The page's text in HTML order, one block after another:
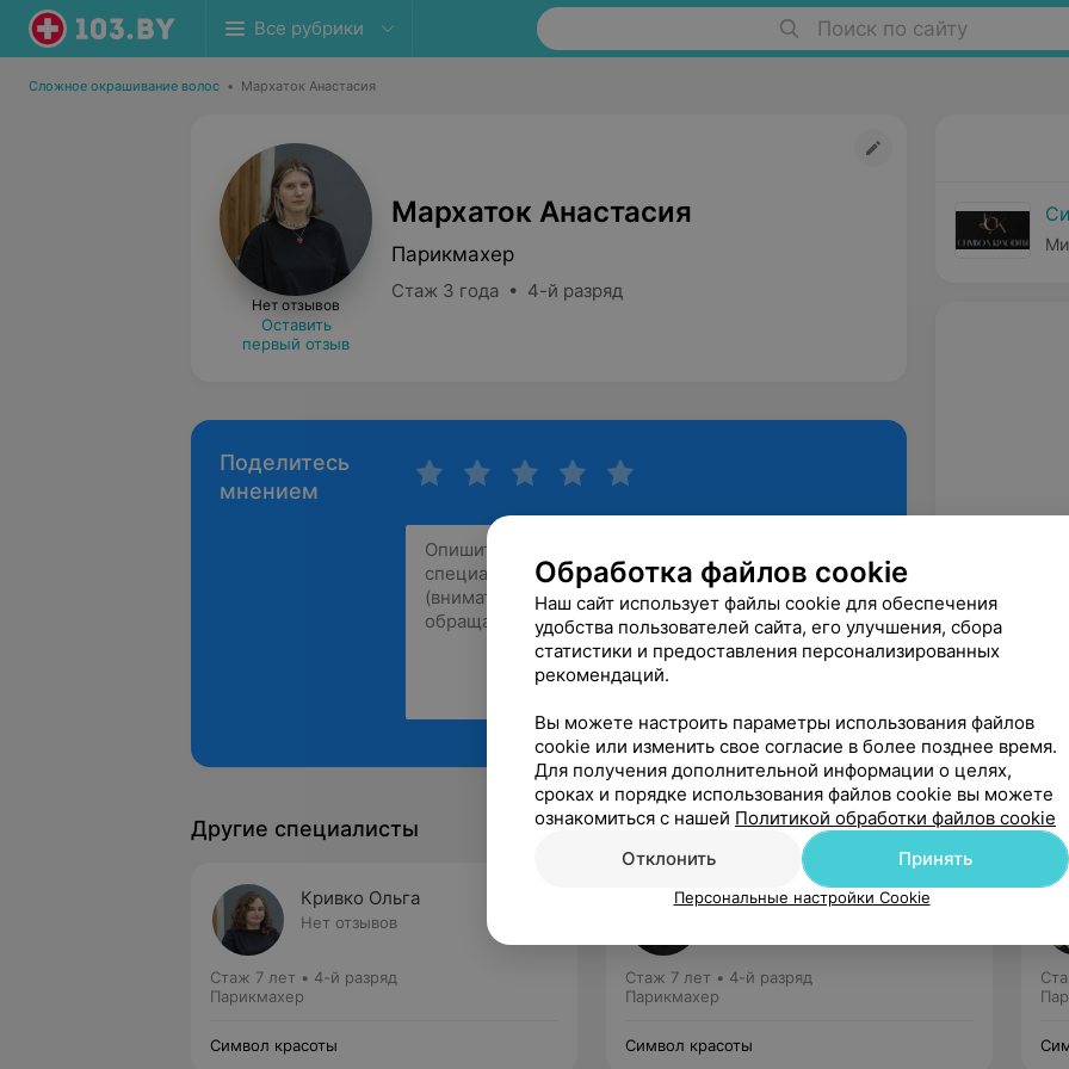
Все рубрики Поиск по сайту
Сложное окрашивание волос • Мархаток Анастасия
Нет отзывов
Оставить
первый отзыв
Мархаток Анастасия
Парикмахер
Стаж 3 года • 4-й разряд
Поделитесь
мнением
Другие специалисты
Кривко Ольга
Нет отзывов
Стаж 7 лет • 4-й разряд
Парикмахер
Символ красоты
Клочко Полина
Стаж 7 лет • 4-й разряд
Парикмахер
Символ красоты
Обработка файлов cookie
Наш сайт использует файлы cookie для обеспечения
удобства пользователей сайта, его улучшения, сбора
статистики и предоставления персонализированных
рекомендаций.
Вы можете настроить параметры использования файлов
cookie или изменить свое согласие в более позднее время.
Для получения дополнительной информации о целях,
сроках и порядке использования файлов cookie вы можете
ознакомиться с нашей Политикой обработки файлов cookie
Отклонить
Принять
Персональные настройки Cookie